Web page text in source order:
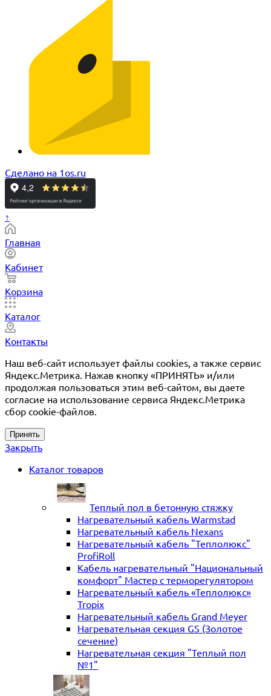
Сделано на 1os.ru
↑
Главная
Кабинет
Корзина
Каталог
Контакты
Наш веб-сайт использует файлы cookies, а также сервис
Яндекс.Метрика. Нажав кнопку «ПРИНЯТЬ» и/или
продолжая пользоваться этим веб-сайтом, вы даете
согласие на использование сервиса Яндекс.Метрика
сбор cookie-файлов.
Принять
Закрыть
Каталог товаров
Теплый пол в бетонную стяжку
Нагревательный кабель Warmstad
Нагревательный кабель Nexans
Нагревательный кабель "Теплолюкс"
ProfiRoll
Кабель нагревательный "Национальный
комфорт" Мастер с терморегулятором
Нагревательный кабель «Теплолюкс»
Tropix
Нагревательный кабель Grand Meyer
Нагревательная секция GS (Золотое
сечение)
Нагревательная секция "Теплый пол
№1"